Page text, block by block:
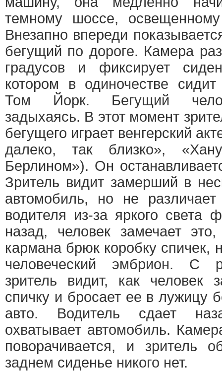
темному шоссе,
Внезапно впереди
бегущий по дороге. Камера
градусов и фиксирует
котором в одиночестве
Том Йорк. Бегущий
задыхаясь. В этот момент
бегущего играет венгерский
далеко, так близко»,
Берлином»). Он
Зритель видит замерший в
автомобиль, но не различает
водителя из-за яркого света
назад, человек замечает
кармана брюк коробку спичек,
человеческий эмбрион. С
зритель видит, как человек
спичку и бросает ее в лужицу
авто. Водитель сдает
охватывает автомобиль.
поворачивается, и зритель
заднем сиденье никого нет.